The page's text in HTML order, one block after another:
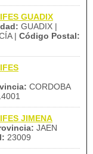
GUADIX
GUADIX |
| Código Postal:
CORDOBA
JIMENA
JAEN
23009